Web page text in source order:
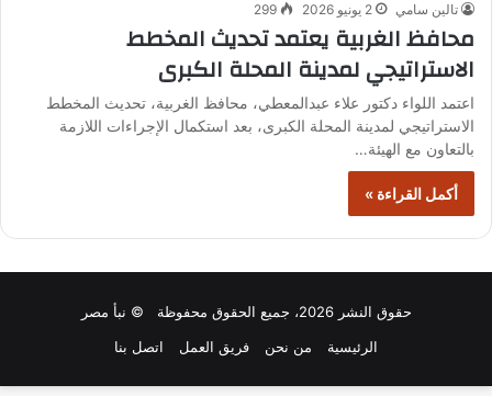
تالين سامي 2 يونيو 2026 299
محافظ الغربية يعتمد تحديث المخطط
الاستراتيجي لمدينة المحلة الكبرى
اعتمد اللواء دكتور علاء عبدالمعطي، محافظ الغربية، تحديث المخطط
الاستراتيجي لمدينة المحلة الكبرى، بعد استكمال الإجراءات اللازمة
بالتعاون مع الهيئة…
أكمل القراءة »
حقوق النشر 2026، جميع الحقوق محفوظة © نبأ مصر
الرئيسية
من نحن فريق العمل اتصل بنا